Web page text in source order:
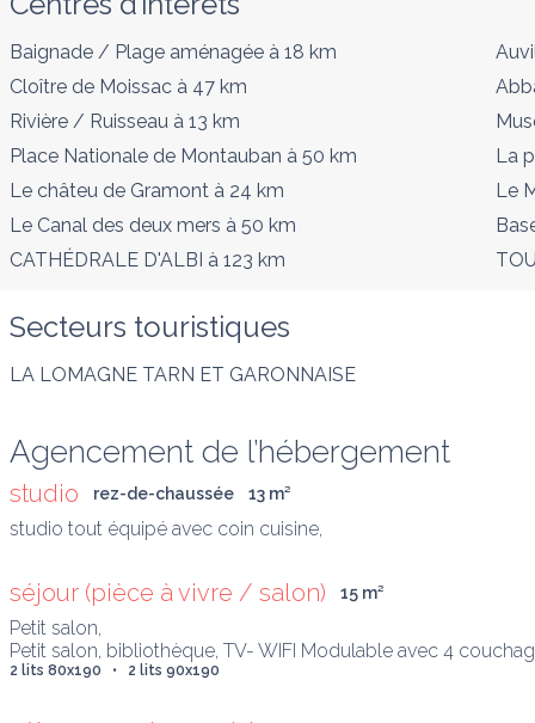
Baignade / Plage aménagée à 18 km
Cloître de Moissac à 47 km
Rivière / Ruisseau à 13 km
Place Nationale de Montauban à 50 km
La
Le châteu de Gramont à 24 km
Le
Le Canal des deux mers à 50 km
CATHÉDRALE D'ALBI à 123 km
Secteurs touristiques
LA LOMAGNE TARN ET GARONNAISE
Agencement de l’hébergement
studio rez-de-chaussée 13 m²
studio tout équipé avec coin cuisine,
séjour (pièce à vivre / salon) 15 m²
Petit salon,
Petit salon, bibliothèque, TV- WIFI Modulable avec 4
2 lits 80x190   •   2 lits 90x190